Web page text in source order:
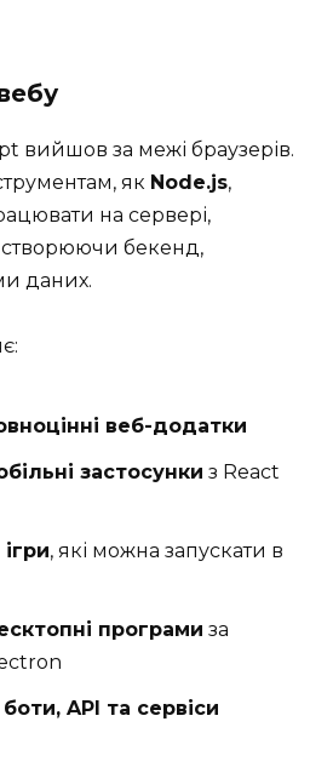
вийшов за межі браузерів.
як Node.js,
на сервері,
бекенд,
даних.
веб-додатки
застосунки з React
ігри, які можна запускати в
програми за
боти, API та сервіси